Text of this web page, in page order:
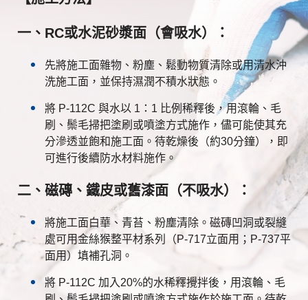
一、RC或水泥砂漿面（會吸水）：
先將施工面雜物、粉塵、鬆動物質清除或用清水沖
洗施工面，並保持濕潤不積水狀態。
將 P-112C 與水以 1：1 比例稀釋後，用滾輪、毛
刷、鬃毛掃把塗刷或噴塗方式施作，儘可能使其充
分滲透並飽和施工面。待乾燥後（約30分鐘），即
可進行後續防水材料施作。
二、磁磚、鐵皮或舊漆面（不吸水）：
將施工面白華、青苔、粉塵清除。磁磚凹洞或裂縫
處可用金絲猴整平材系列（P-717立面用；P-737平
面用）填補孔洞。
將 P-112C 加入20%的水稀釋攪拌後，用滾輪、毛